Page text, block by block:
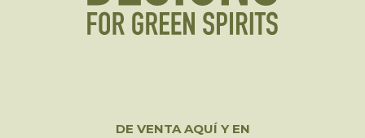
DE VENTA AQUÍ Y EN